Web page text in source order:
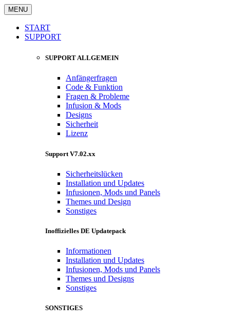
MENU
START
SUPPORT
SUPPORT ALLGEMEIN
Anfängerfragen
Code & Funktion
Fragen & Probleme
Infusion & Mods
Designs
Sicherheit
Lizenz
Support V7.02.xx
Sicherheitslücken
Installation und Updates
Infusionen, Mods und Panels
Themes und Design
Sonstiges
Inoffizielles DE Updatepack
Informationen
Installation und Updates
Infusionen, Mods und Panels
Themes und Designs
Sonstiges
SONSTIGES